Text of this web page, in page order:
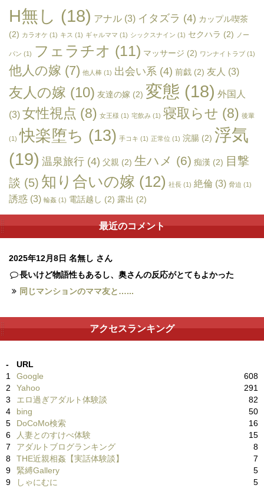
H無し (18) アナル (3) イタズラ (4) カップル喫茶
(2) カラオケ (1) キス (1) ギャルママ (1) シックスナイン (1) セクハラ (2) ノー
パン (1) フェラチオ (11) マッサージ (2) ワンナイトラブ (1)
他人の嫁 (7) 他人棒 (1) 出会い系 (4) 前戯 (2) 友人 (3)
友人の嫁 (10) 友達の嫁 (2) 変態 (18) 外国人
(3) 女性視点 (8) 女王様 (1) 宅飲み (1) 寝取らせ (8) 後輩
(1) 快楽堕ち (13) 手コキ (1) 正常位 (1) 浣腸 (2) 浮気
(19) 温泉旅行 (4) 父親 (2) 生ハメ (6) 痴漢 (2) 目撃
談 (5) 知り合いの嫁 (12) 社長 (1) 絶倫 (3) 脅迫 (1)
誘惑 (3) 輪姦 (1) 電話越し (2) 露出 (2)
最近のコメント
2025年12月8日 名無し さん
長いけど物語性もあるし、奥さんの反応がとてもよかった
同じマンションのママ友と…...
アクセスランキング
-
URL
1
Google
608
2
Yahoo
291
3
エロ過ぎアダルト体験談
82
4
bing
50
5
DoCoMo検索
16
6
人妻とのすけべ体験
15
7
アダルトブログランキング
8
8
THE近親相姦【実話体験談】
7
9
緊縛Gallery
5
9
しゃにむに
5